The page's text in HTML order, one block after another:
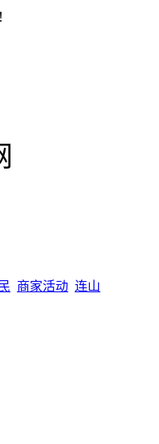
商家活动 连山